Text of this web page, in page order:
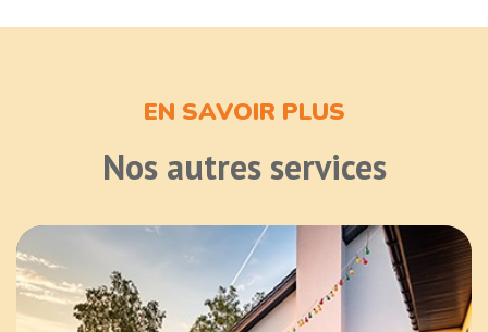
EN SAVOIR PLUS
Nos autres services